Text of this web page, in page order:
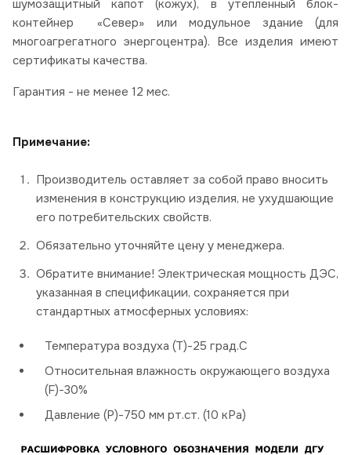
шумозащитный капот (кожух), в утепленный блок-
контейнер «Север» или модульное здание (для
многоагрегатного энергоцентра). Все изделия имеют
сертификаты качества.
Гарантия - не менее 12 мес.
Примечание:
Производитель оставляет за собой право вносить
изменения в конструкцию изделия, не ухудшающие
его потребительских свойств.
Обязательно уточняйте цену у менеджера.
Обратите внимание! Электрическая мощность ДЭС,
указанная в спецификации, сохраняется при
стандартных атмосферных условиях:
Температура воздуха (Т)-25 град.С
Относительная влажность окружающего воздуха
(F)-30%
Давление (P)-750 мм рт.ст. (10 кРа)